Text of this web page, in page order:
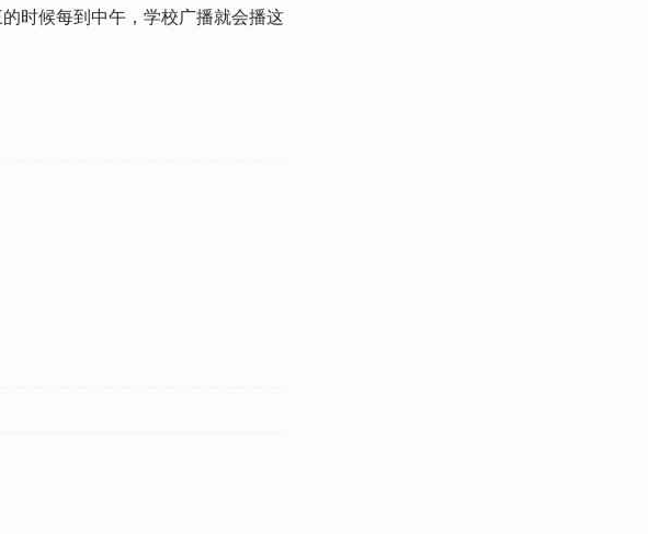
时候每到中午，学校广播就会播这